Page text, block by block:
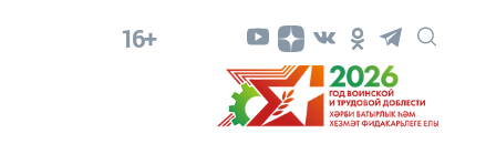
16+